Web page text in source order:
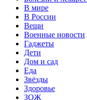
В мире
В России
Вещи
Военные новости
Гаджеты
Дети
Дом и сад
Еда
Звёзды
Здоровье
ЗОЖ